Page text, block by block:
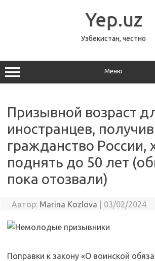
Yep.uz
Узбекистан, честно
Меню
Призывной возраст
иностранцев,
гражданство России,
поднять до 50 лет
пока отозвали)
Автор: Marina Kozlova 03/02/2024
Поправки к закону «О воинской